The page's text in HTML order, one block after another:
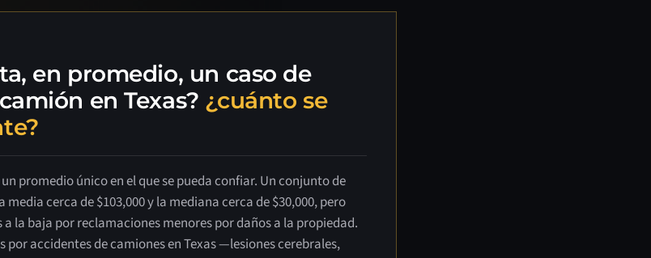
en promedio, un caso de
en Texas? ¿cuánto se
promedio único en el que se pueda confiar. Un conjunto de
cerca de $103,000 y la mediana cerca de $30,000, pero
a la baja por reclamaciones menores por daños a la propiedad.
por accidentes de camiones en Texas —lesiones cerebrales,